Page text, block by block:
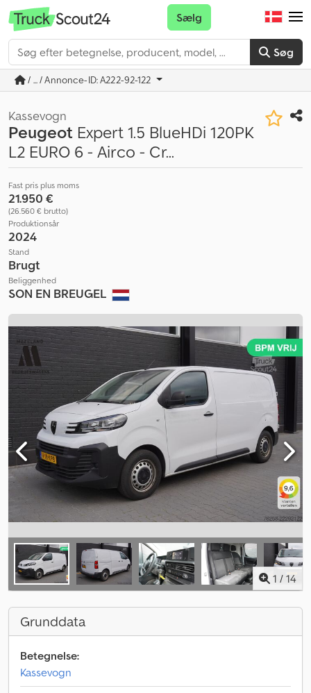
Søg
Sælg
/ ... / Annonce-ID: A222-92-122
Kassevogn
Peugeot Expert 1.5 BlueHDi 120PK
L2 EURO 6 - Airco - Cr...
Fast pris plus moms
21.950 €
(26.560 € brutto)
Produktionsår
2024
Stand
Brugt
Beliggenhed
SON EN BREUGEL
1 / 14
Grunddata
Betegnelse:
Kassevogn